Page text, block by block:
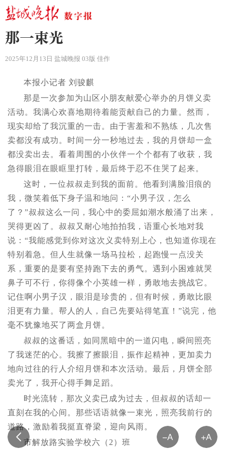
那一束光
2025年12月13日 盐城晚报 03版 佳作
本报小记者 刘骏麒
那是一次参加为山区小朋友献爱心举办的月饼义卖
活动。我满心欢喜地期待着能贡献自己的力量。然而，
现实却给了我沉重的一击。由于害羞和不熟练，几次售
卖都没有成功。时间一分一秒地过去，我的月饼却一盒
都没卖出去。看着周围的小伙伴一个个都有了收获，我
急得眼泪在眼眶里打转，最后终于忍不住哭了起来。
这时，一位叔叔走到我的面前。他看到满脸泪痕的
我，微笑着低下身子温和地问：“小男子汉，怎么
了？”叔叔这么一问，我心中的委屈如潮水般涌了出来，
哭得更凶了。叔叔又耐心地拍拍我，语重心长地对我
说：“我能感觉到你对这次义卖特别上心，也知道你现在
特别着急。但人生就像一场马拉松，起跑慢一点没关
系，重要的是要有坚持跑下去的勇气。遇到小困难就哭
鼻子可不行，你得像个小英雄一样，勇敢地去挑战它。
记住啊小男子汉，眼泪是珍贵的，但有时候，勇敢比眼
泪更有力量。帮人的人，自己先要站得笔直！”说完，他
毫不犹豫地买了两盒月饼。
叔叔的这番话，如同黑暗中的一道闪电，瞬间照亮
了我迷茫的心。我擦了擦眼泪，振作起精神，更加卖力
地向过往的行人介绍月饼和本次活动。最后，月饼全部
卖光了，我开心得手舞足蹈。
时光流转，那次义卖已成为过去，但叔叔的话却一
直刻在我的心间。那些话语就像一束光，照亮我前行的
道路，激励着我挺直脊梁，迎向风雨。
市解放路实验学校六（2）班